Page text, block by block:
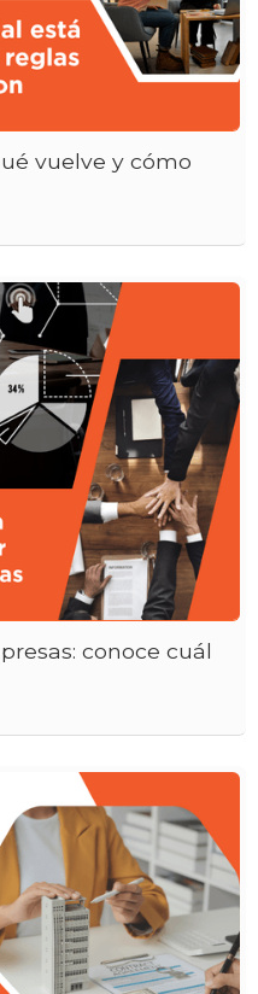
vuelve y cómo
conoce cuál